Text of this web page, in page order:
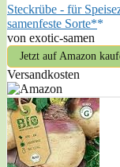
Steckrübe - für
samenfeste Sorte*
von exotic-samen
Jetzt auf Amazon
Versandkosten